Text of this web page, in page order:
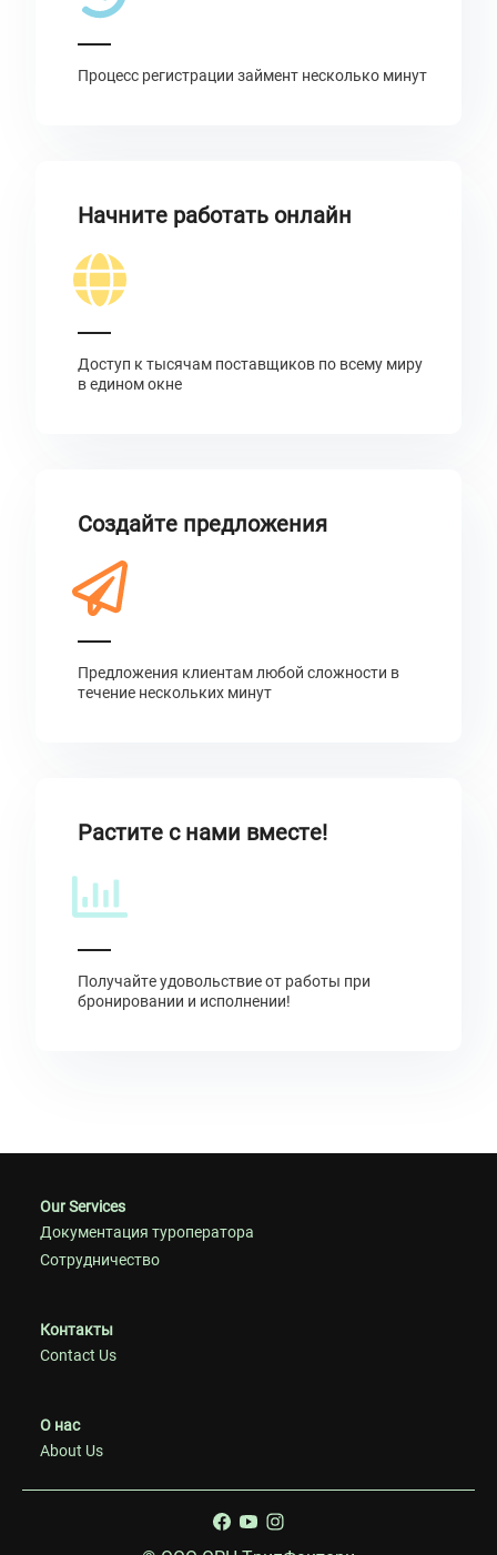
Процесс регистрации займент несколько минут
Начните работать онлайн
Доступ к тысячам поставщиков по всему миру
в едином окне
Создайте предложения
Предложения клиентам любой сложности в
течение нескольких минут
Растите с нами вместе!
Получайте удовольствие от работы при
бронировании и исполнении!
Our Services
Документация туроператора
Сотрудничество
Контакты
Contact Us
О нас
About Us